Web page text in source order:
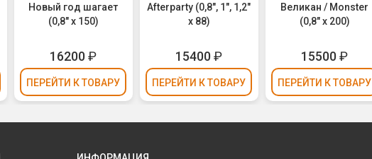
Новый год шагает
(0,8" х 150)
16200₽
ПЕРЕЙТИ К ТОВАРУ
Afterparty (0,8", 1", 1,2"
х 88)
15400₽
ПЕРЕЙТИ К ТОВАРУ
Великан / Monster
(0,8" х 200)
15500₽
ПЕРЕЙТИ К ТОВАРУ